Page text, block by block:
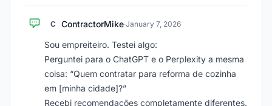
C ContractorMike·January 7, 2026
Sou empreiteiro. Testei algo:
Perguntei para o ChatGPT e o Perplexity a mesma
coisa: “Quem contratar para reforma de cozinha
em [minha cidade]?”
Recebi recomendações completamente diferentes.